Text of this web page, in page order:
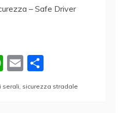
– Safe Driver
W
at
E
m
ai n
serali sicurezza stradale